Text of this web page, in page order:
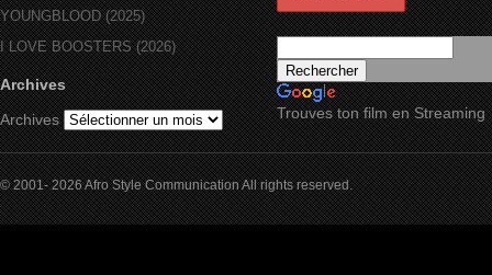
YOUNGBLOOD (2025)
I LOVE BOOSTERS (2026)
Archives
Archives
Trouves ton film en Streaming
© 2001- 2026 Afro Style Communication All rights reserved.